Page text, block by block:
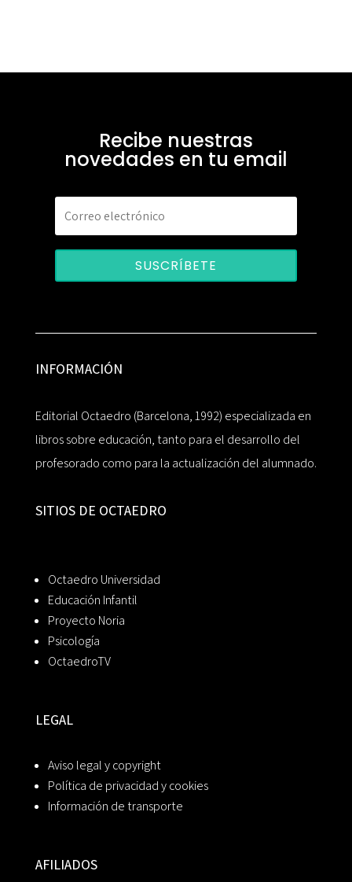
Recibe nuestras
novedades en tu email
SUSCRÍBETE
INFORMACIÓN
Editorial Octaedro (Barcelona, 1992) especializada en
libros sobre educación, tanto para el desarrollo del
profesorado como para la actualización del alumnado.
SITIOS DE OCTAEDRO
Octaedro Universidad
Educación Infantil
Proyecto Noria
Psicología
OctaedroTV
LEGAL
Aviso legal y copyright
Política de privacidad y cookies
Información de transporte
AFILIADOS